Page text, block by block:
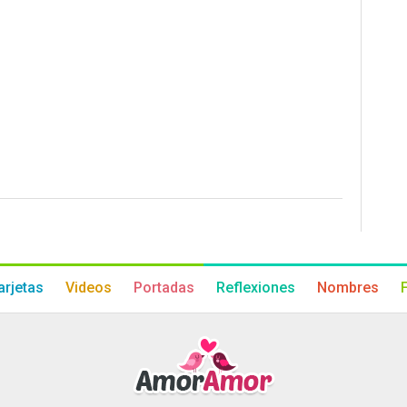
Videos Portadas Reflexiones Nombres